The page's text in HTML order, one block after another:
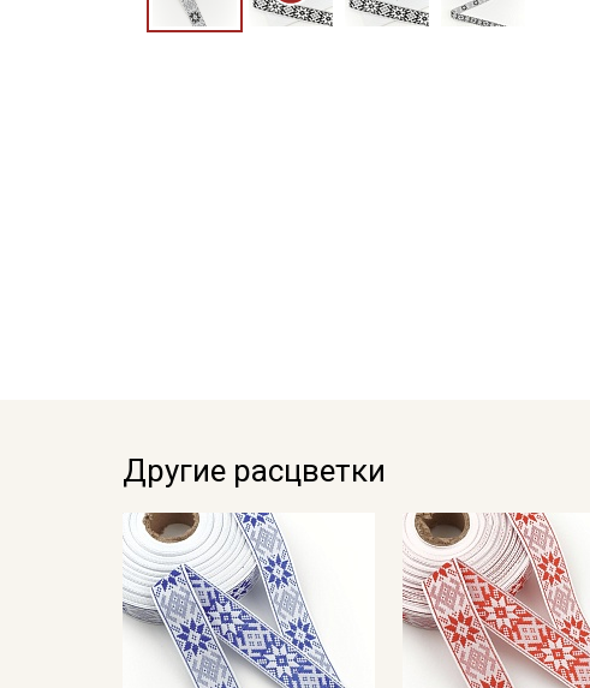
Другие расцветки